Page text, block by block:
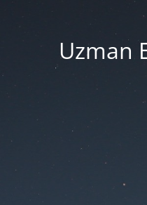
Uzman